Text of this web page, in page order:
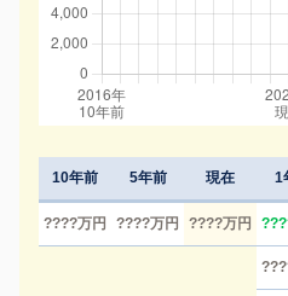
10年前 5年前 現在
????万円 ????万円 ????万円
1